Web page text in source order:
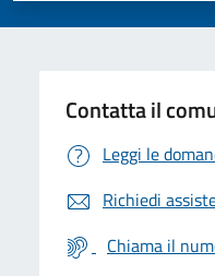
Contatta il
Leggi le
Richiedi
Chiama il